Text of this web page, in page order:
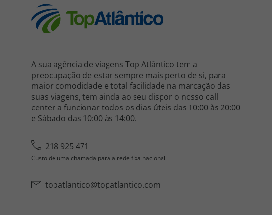
A sua agência de viagens Top Atlântico tem a
preocupação de estar sempre mais perto de si, para
maior comodidade e total facilidade na marcação das
suas viagens, tem ainda ao seu dispor o nosso call
center a funcionar todos os dias úteis das 10:00 às 20:00
e Sábado das 10:00 às 14:00.
218 925 471
Custo de uma chamada para a rede fixa nacional
topatlantico@topatlantico.com